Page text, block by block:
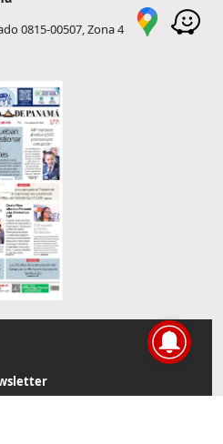
0815-00507, Zona 4
de actualidad directamente en